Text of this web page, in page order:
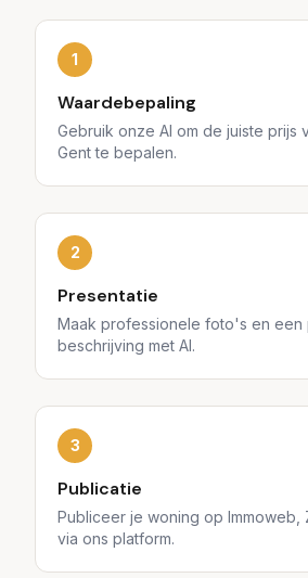
1
Waardebepaling
Gebruik onze AI om de juiste prijs
Gent te bepalen.
2
Presentatie
Maak professionele foto's en een
beschrijving met AI.
3
Publicatie
Publiceer je woning op Immoweb,
via ons platform.